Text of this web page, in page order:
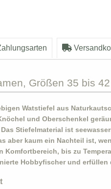
Größen 35 bis 42
Watstiefel aus
und Oberschenkel
Stiefelmaterial ist
aber kaum ein Nachteil ist,
bis zu
Hobbyfischer und erfüllen